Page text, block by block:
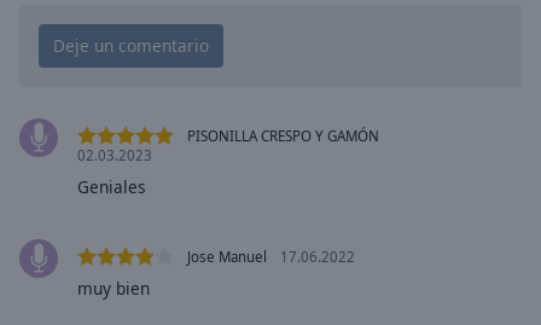
Chapters
Descriptions
descriptions
selected
PISONILLA CRESPO Y GAMÓN
02.03.2023
Geniales
Jose Manuel 17.06.2022
muy bien